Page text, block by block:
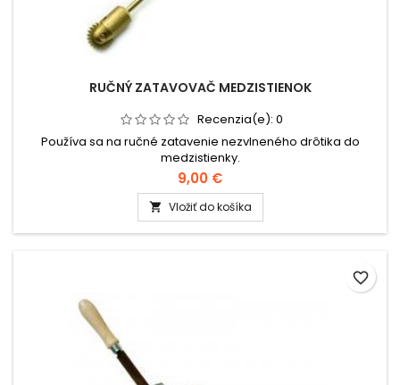
RUČNÝ ZATAVOVAČ MEDZISTIENOK
Recenzia(e): 0
Používa sa na ručné zatavenie nezvlneného drôtika do
medzistienky.
9,00 €
 Vložiť do košíka
favorite_border